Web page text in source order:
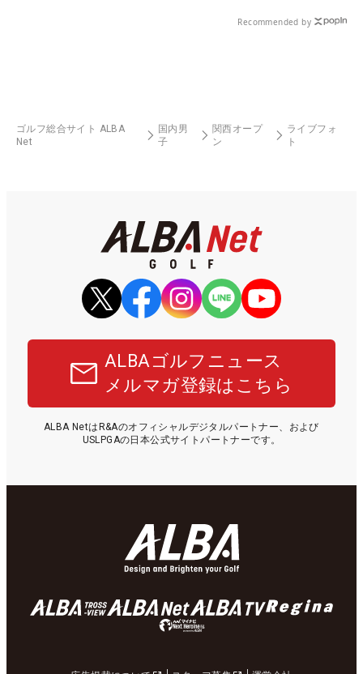
Recommended by
ゴルフ総合サイト ALBA
Net
国内男
子
関西オープ
ン
ライブフォ
ト
ALBAゴルフニュース
メルマガ登録はこちら
ALBA NetはR&Aのオフィシャルデジタルパートナー、および
USLPGAの日本公式サイトパートナーです。